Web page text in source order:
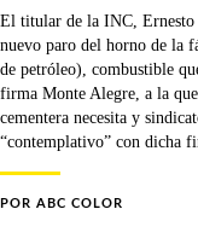
El titular de la INC, Ernesto
nuevo paro del horno de la
de petróleo), combustible
firma Monte Alegre, a la
cementera necesita y
“contemplativo” con dicha
POR ABC COLOR